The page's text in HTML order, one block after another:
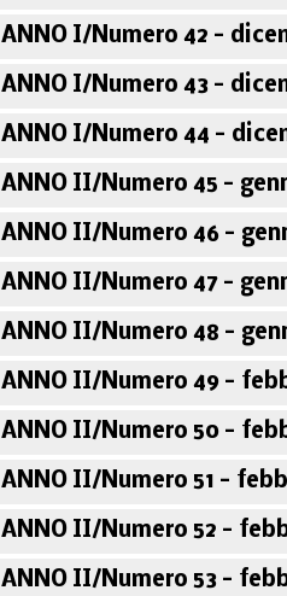
ANNO I/Numero 42 -
ANNO I/Numero 43 -
ANNO I/Numero 44 -
ANNO II/Numero 45 -
ANNO II/Numero 46 -
ANNO II/Numero 47 -
ANNO II/Numero 48 -
ANNO II/Numero 49 -
ANNO II/Numero 50 -
ANNO II/Numero 51 -
ANNO II/Numero 52 -
ANNO II/Numero 53 -